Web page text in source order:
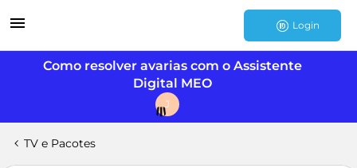
Login
Como resolver avarias com o Assistente
Digital MEO
J
TV e Pacotes